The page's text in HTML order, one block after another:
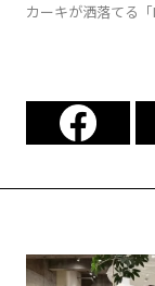
カーキが洒落てる